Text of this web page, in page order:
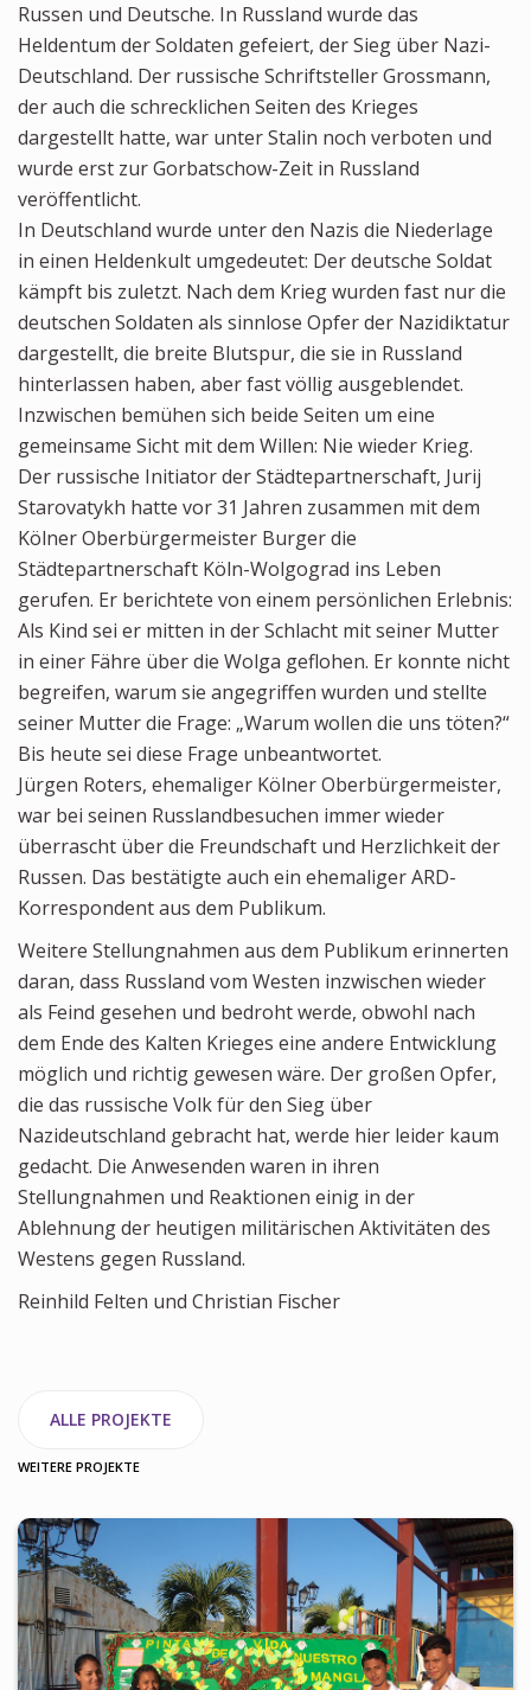
Russen und Deutsche. In Russland wurde das
Heldentum der Soldaten gefeiert, der Sieg über Nazi-
Deutschland. Der russische Schriftsteller Grossmann,
der auch die schrecklichen Seiten des Krieges
dargestellt hatte, war unter Stalin noch verboten und
wurde erst zur Gorbatschow-Zeit in Russland
veröffentlicht.
In Deutschland wurde unter den Nazis die Niederlage
in einen Heldenkult umgedeutet: Der deutsche Soldat
kämpft bis zuletzt. Nach dem Krieg wurden fast nur die
deutschen Soldaten als sinnlose Opfer der Nazidiktatur
dargestellt, die breite Blutspur, die sie in Russland
hinterlassen haben, aber fast völlig ausgeblendet.
Inzwischen bemühen sich beide Seiten um eine
gemeinsame Sicht mit dem Willen: Nie wieder Krieg.
Der russische Initiator der Städtepartnerschaft, Jurij
Starovatykh hatte vor 31 Jahren zusammen mit dem
Kölner Oberbürgermeister Burger die
Städtepartnerschaft Köln-Wolgograd ins Leben
gerufen. Er berichtete von einem persönlichen Erlebnis:
Als Kind sei er mitten in der Schlacht mit seiner Mutter
in einer Fähre über die Wolga geflohen. Er konnte nicht
begreifen, warum sie angegriffen wurden und stellte
seiner Mutter die Frage: „Warum wollen die uns töten?“
Bis heute sei diese Frage unbeantwortet.
Jürgen Roters, ehemaliger Kölner Oberbürgermeister,
war bei seinen Russlandbesuchen immer wieder
überrascht über die Freundschaft und Herzlichkeit der
Russen. Das bestätigte auch ein ehemaliger ARD-
Korrespondent aus dem Publikum.
Weitere Stellungnahmen aus dem Publikum erinnerten
daran, dass Russland vom Westen inzwischen wieder
als Feind gesehen und bedroht werde, obwohl nach
dem Ende des Kalten Krieges eine andere Entwicklung
möglich und richtig gewesen wäre. Der großen Opfer,
die das russische Volk für den Sieg über
Nazideutschland gebracht hat, werde hier leider kaum
gedacht. Die Anwesenden waren in ihren
Stellungnahmen und Reaktionen einig in der
Ablehnung der heutigen militärischen Aktivitäten des
Westens gegen Russland.
Reinhild Felten und Christian Fischer
ALLE PROJEKTE
WEITERE PROJEKTE